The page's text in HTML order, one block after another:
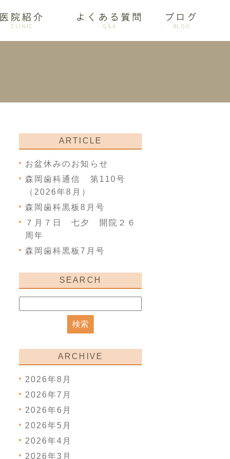
審美歯科
医院紹介
CLINIC
よくある質問
Q&A
ブログ
BLOG
ARTICLE
お盆休みのお知らせ
森岡歯科通信 第110号
（2026年8月）
森岡歯科黒板8月号
７月７日 七夕 開院２６
周年
森岡歯科黒板7月号
SEARCH
ARCHIVE
2026年8月
2026年7月
2026年6月
2026年5月
2026年4月
2026年3月